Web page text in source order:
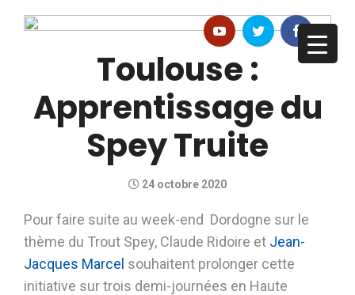
Toulouse :
Apprentissage du
Spey Truite
24 octobre 2020
Pour faire suite au week-end Dordogne sur le
thème du Trout Spey, Claude Ridoire et Jean-
Jacques Marcel souhaitent prolonger cette
initiative sur trois demi-journées en Haute